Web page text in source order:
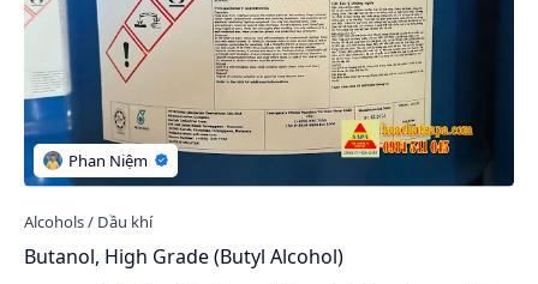
Butanol, High Grade (Butyl Alcohol)